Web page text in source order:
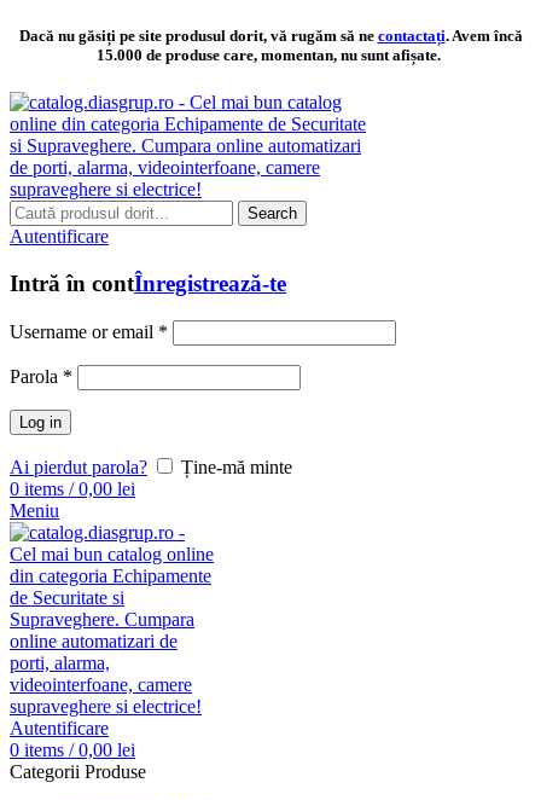
Dacă nu găsiți pe site produsul dorit, vă rugăm să ne contactați. Avem încă
15.000 de produse care, momentan, nu sunt afișate.
Search
Autentificare
Intră în contÎnregistrează-te
Username or email *
Parola *
Log in
Ai pierdut parola?
Ține-mă minte
0 items / 0,00 lei
Meniu
Autentificare
0 items / 0,00 lei
Categorii Produse